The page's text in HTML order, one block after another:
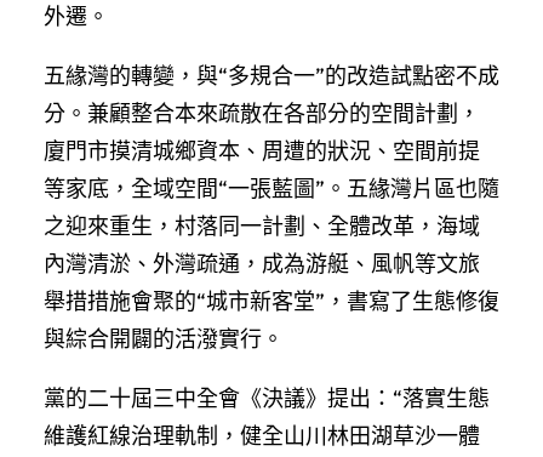
外遷。
五緣灣的轉變，與“多規合一”的改造試點密不成
分。兼顧整合本來疏散在各部分的空間計劃，
廈門市摸清城鄉資本、周遭的狀況、空間前提
等家底，全域空間“一張藍圖”。五緣灣片區也隨
之迎來重生，村落同一計劃、全體改革，海域
內灣清淤、外灣疏通，成為游艇、風帆等文旅
舉措措施會聚的“城市新客堂”，書寫了生態修復
與綜合開闢的活潑實行。
黨的二十屆三中全會《決議》提出：“落實生態
維護紅線治理軌制，健全山川林田湖草沙一體